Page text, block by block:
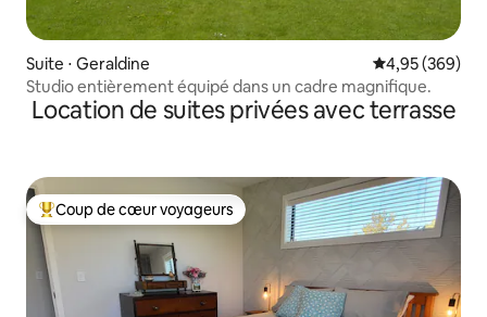
Suite ⋅ Geraldine Évaluation
4,95 (369)
Studio entièrement équipé dans un cadre magnifique.
Location de suites privées avec terrasse
Coups de cœur voyageurs les plus appréciés
Coup de cœur voyageurs